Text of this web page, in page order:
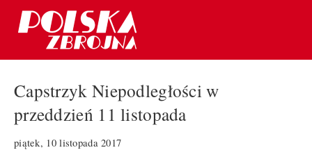
Capstrzyk Niepodległości w
przeddzień 11 listopada
piątek, 10 listopada 2017